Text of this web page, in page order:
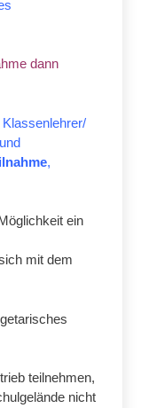
dann
,
ein
mit dem
teilnehmen,
nicht